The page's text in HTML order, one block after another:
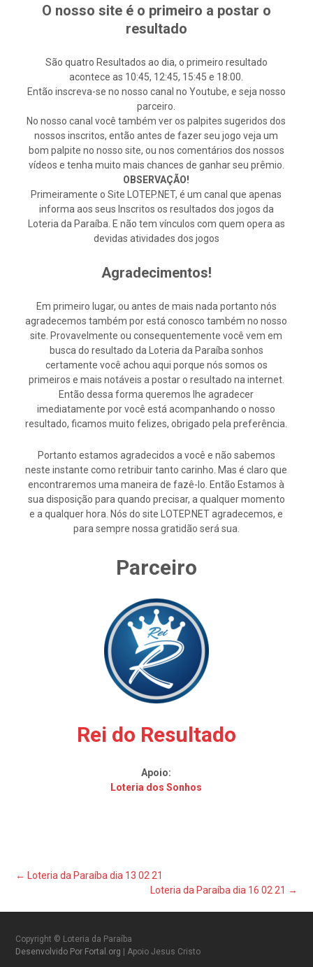
O nosso site é o primeiro a postar o
resultado
São quatro Resultados ao dia, o primeiro resultado
acontece as 10:45, 12:45, 15:45 e 18:00.
Então inscreva-se no nosso canal no Youtube, e seja nosso
parceiro.
No nosso canal você também ver os palpites sugeridos dos
nossos inscritos, então antes de fazer seu jogo veja um
bom palpite no nosso site, ou nos comentários dos nossos
vídeos e tenha muito mais chances de ganhar seu prêmio.
OBSERVAÇÃO!
Primeiramente o Site LOTEP.NET, é um canal que apenas
informa aos seus Inscritos os resultados dos jogos da
Loteria da Paraíba. E não tem vínculos com quem opera as
devidas atividades dos jogos
Agradecimentos!
Em primeiro lugar, ou antes de mais nada portanto nós
agradecemos também por está conosco também no nosso
site. Provavelmente ou consequentemente você vem em
busca do resultado da Loteria da Paraíba sonhos
certamente você achou aqui porque nós somos os
primeiros e mais notáveis a postar o resultado na internet.
Então dessa forma queremos lhe agradecer
imediatamente por você está acompanhando o nosso
resultado, ficamos muito felizes, obrigado pela preferência.
Portanto estamos agradecidos a você e não sabemos
neste instante como retribuir tanto carinho. Mas é claro que
encontraremos uma maneira de fazê-lo. Então Estamos à
sua disposição para quando precisar, a qualquer momento
e a qualquer hora. Nós do site LOTEP.NET agradecemos, e
para sempre nossa gratidão será sua.
Parceiro
Rei do Resultado
Apoio:
Loteria dos Sonhos
Post
navigation
←
Loteria da Paraíba dia 13 02 21
Loteria da Paraíba dia 16 02 21 →
Copyright © Loteria da Paraíba
Desenvolvido Por Fortal.org
| Apoio Jesus Cristo